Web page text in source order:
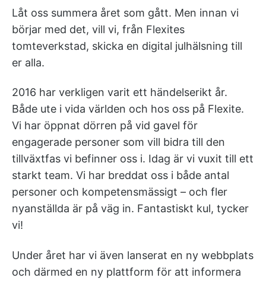
Låt oss summera året som gått. Men innan vi
börjar med det, vill vi, från Flexites
tomteverkstad, skicka en digital julhälsning till
er alla.
2016 har verkligen varit ett händelserikt år.
Både ute i vida världen och hos oss på Flexite.
Vi har öppnat dörren på vid gavel för
engagerade personer som vill bidra till den
tillväxtfas vi befinner oss i. Idag är vi vuxit till ett
starkt team. Vi har breddat oss i både antal
personer och kompetensmässigt – och fler
nyanställda är på väg in. Fantastiskt kul, tycker
vi!
Under året har vi även lanserat en ny webbplats
och därmed en ny plattform för att informera